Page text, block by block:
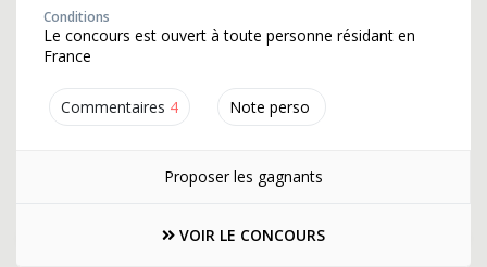
Commentaires 4 Note perso
Conditions
Le concours est ouvert à toute personne résidant en
France
Proposer les gagnants
VOIR LE CONCOURS